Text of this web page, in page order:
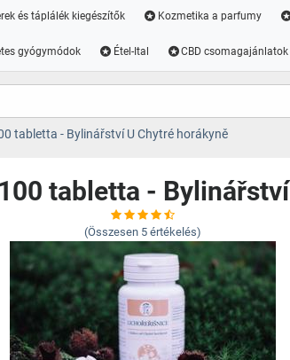
és táplálék kiegészítők Kozmetika a parfumy
gyógymódok Étel-Ital CBD csomagajánlatok
tabletta - Bylinářství U Chytré horákyně
tabletta -
(Összesen 5 értékelés)